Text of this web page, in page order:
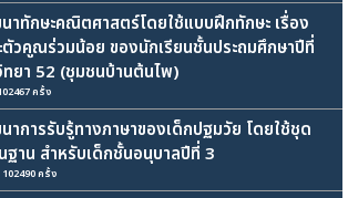
าทักษะคณิตศาสตร์โดยใช้แบบฝึกทักษะ เรื่อง
ตัวคูณร่วมน้อย ของนักเรียนชั้นประถมศึกษาปีที่
ทยา 52 (ชุมชนบ้านต้นไพ)
ครั้ง
การรับรู้ทางภาษาของเด็กปฐมวัย โดยใช้ชุด
าน สำหรับเด็กชั้นอนุบาลปีที่ 3
ครั้ง